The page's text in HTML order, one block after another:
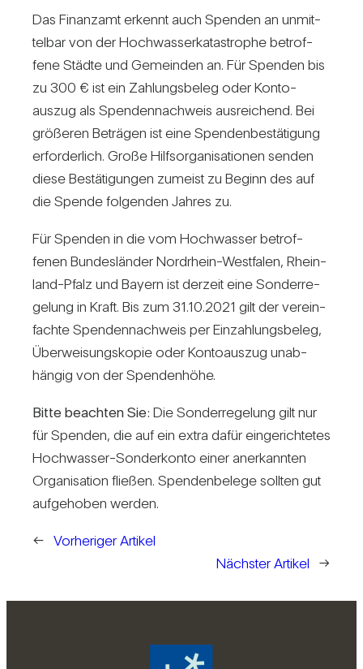
Das Finanzamt erkennt auch Spenden an unmit­
telbar von der Hoch­was­ser­ka­ta­strophe betrof­
fene Städte und Gemeinden an. Für Spenden bis
zu 300 € ist ein Zah­lungs­beleg oder Kon­to­
auszug als Spen­den­nach­weis aus­rei­chend. Bei
grö­ßeren Beträgen ist eine Spen­den­be­stä­ti­gung
erfor­der­lich. Große Hilfs­or­ga­ni­sa­tionen senden
diese Bestä­ti­gungen zumeist zu Beginn des auf
die Spende fol­genden Jahres zu.
Für Spenden in die vom Hoch­wasser betrof­
fenen Bun­des­länder Nord­rhein-West­falen, Rhein­
land-Pfalz und Bayern ist der­zeit eine Son­der­re­
ge­lung in Kraft. Bis zum 31.10.2021 gilt der ver­ein­
fachte Spen­den­nach­weis per Ein­zah­lungs­beleg,
Über­wei­sungs­kopie oder Kon­to­auszug unab­
hängig von der Spen­den­höhe.
Bitte beachten Sie: Die Son­der­re­ge­lung gilt nur
für Spenden, die auf ein extra dafür ein­ge­rich­tetes
Hoch­wasser-Son­der­konto einer aner­kannten
Orga­ni­sa­tion fließen. Spen­den­be­lege sollten gut
auf­ge­hoben werden.
← Vorheriger Artikel
Nächster Artikel
→